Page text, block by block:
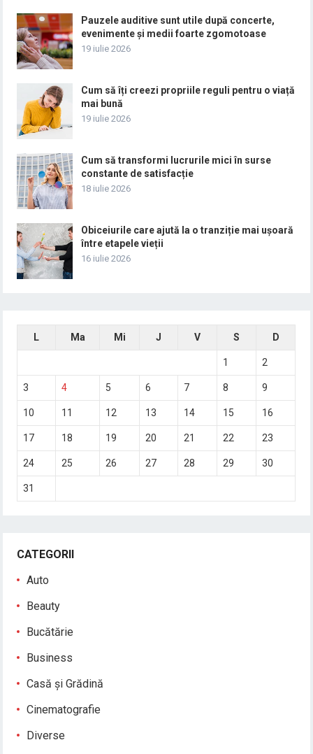
Pauzele auditive sunt utile după concerte,
evenimente și medii foarte zgomotoase
19 iulie 2026
Cum să îți creezi propriile reguli pentru o viață
mai bună
19 iulie 2026
Cum să transformi lucrurile mici în surse
constante de satisfacție
18 iulie 2026
Obiceiurile care ajută la o tranziție mai ușoară
între etapele vieții
16 iulie 2026
L Ma Mi J V S D
1 2
3 4 5 6 7 8 9
10 11 12 13 14 15 16
17 18 19 20 21 22 23
24 25 26 27 28 29 30
31
CATEGORII
Auto
Beauty
Bucătărie
Business
Casă și Grădină
Cinematografie
Diverse